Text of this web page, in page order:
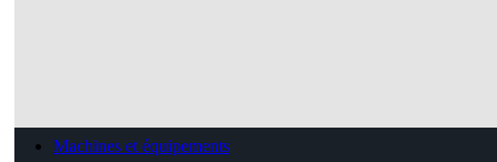
Machines et équipements